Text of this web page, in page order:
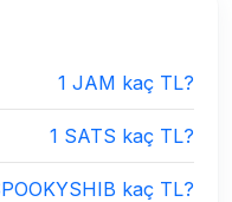
1 JAM kaç TL?
1 SATS kaç TL?
kaç TL?